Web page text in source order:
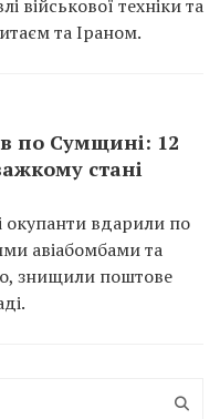
військової техніки та
та Іраном.
по Сумщині: 12
стані
окупанти вдарили по
авіабомбами та
знищили поштове